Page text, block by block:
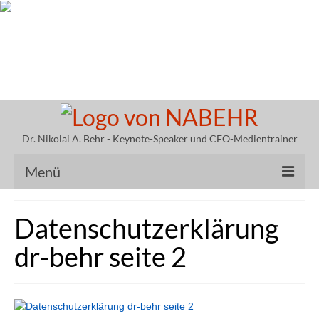
Dr. Nikolai A. Behr - Keynote-Speaker und CEO-Medientrainer
Menü
Vorträge Dr. Behr
Vita Nikolai A. Behr
Datenschutzerklärung
dr-behr seite 2